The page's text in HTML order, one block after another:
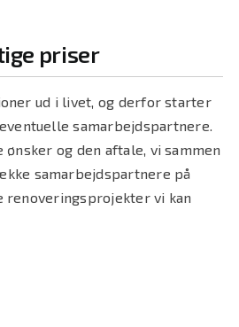
priser
ud i livet, og derfor starter
samarbejdspartnere.
og den aftale, vi sammen
samarbejdspartnere på
vi kan